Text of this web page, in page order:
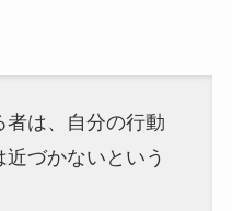
者は、自分の行動
づかないという